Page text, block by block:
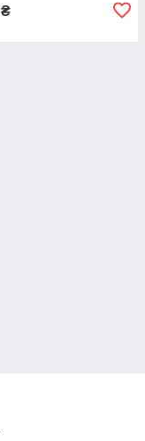
₴